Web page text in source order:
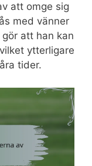
att omge sig
med vänner
att han kan
ytterligare
tider.